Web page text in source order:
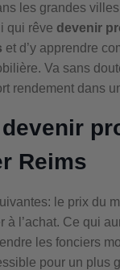
les grandes
qui rêve devenir
et d’y apprendre
Va sans
rendement dans
Reims
le prix du
à l’achat. Ce qui
les fonciers
pour un plus